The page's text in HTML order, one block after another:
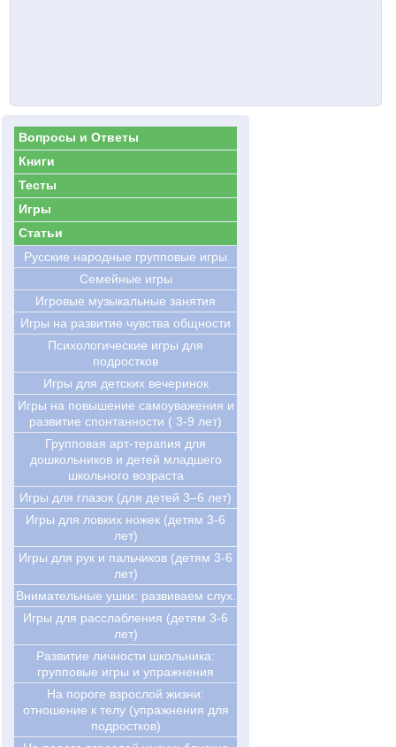
Вопросы и Ответы
Книги
Тесты
Игры
Статьи
Русские народные групповые игры
Семейные игры
Игровые музыкальные занятия
Игры на развитие чувства общности
Психологические игры для
подростков
Игры для детских вечеринок
Игры на повышение самоуважения и
развитие спонтанности ( 3-9 лет)
Групповая арт-терапия для
дошкольников и детей младшего
школьного возраста
Игры для глазок (для детей 3–6 лет)
Игры для ловких ножек (детям 3-6
лет)
Игры для рук и пальчиков (детям 3-6
лет)
Внимательные ушки: развиваем слух.
Игры для расслабления (детям 3-6
лет)
Развитие личности школьника:
групповые игры и упражнения
На пороге взрослой жизни:
отношение к телу (упражнения для
подростков)